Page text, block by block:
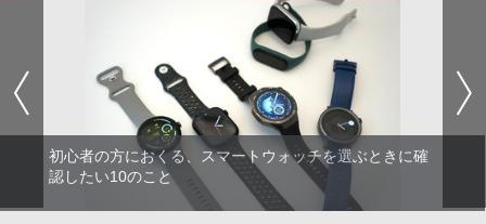
初心者の方におくる、スマートウォッチを選ぶときに確
認したい10のこと